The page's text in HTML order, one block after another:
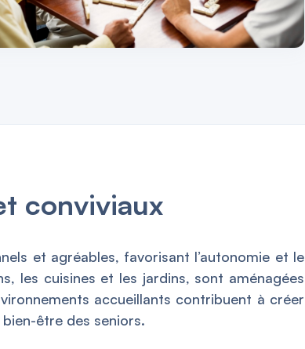
conviviaux
et agréables, favorisant l’autonomie et le
les cuisines et les jardins, sont aménagées
accueillants contribuent à créer
être des seniors.